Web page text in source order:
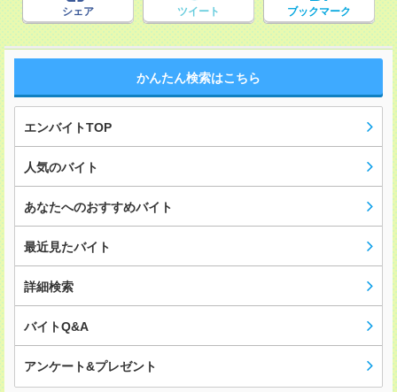
シェア ツイート ブックマーク
かんたん検索はこちら
エンバイトTOP
人気のバイト
あなたへのおすすめバイト
最近見たバイト
詳細検索
バイトQ&A
アンケート&プレゼント